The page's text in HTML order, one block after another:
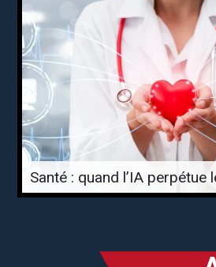
Santé : quand l’IA perpétue